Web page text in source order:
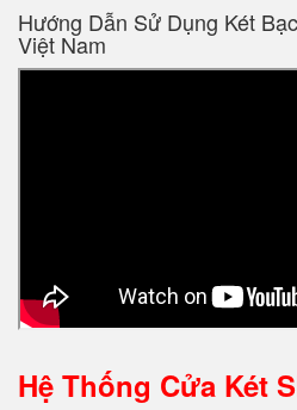
Hướng Dẫn Sử Dụng Két
Việt Nam
Hệ Thống Cửa Két